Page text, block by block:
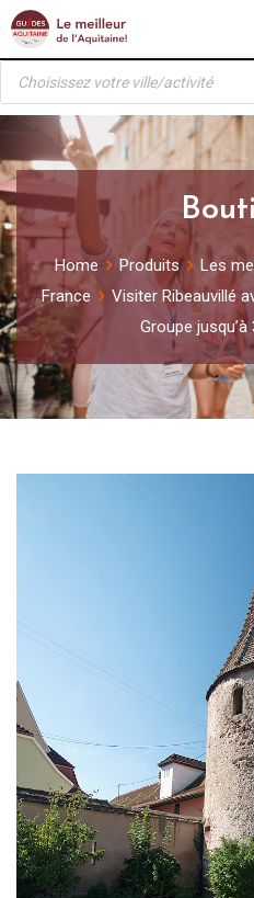
Skip
content
Recherche
produits
Home Produits
Les
France
Visiter Ribeauvillé
Groupe